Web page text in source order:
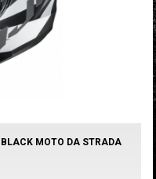
MOTO DA STRADA